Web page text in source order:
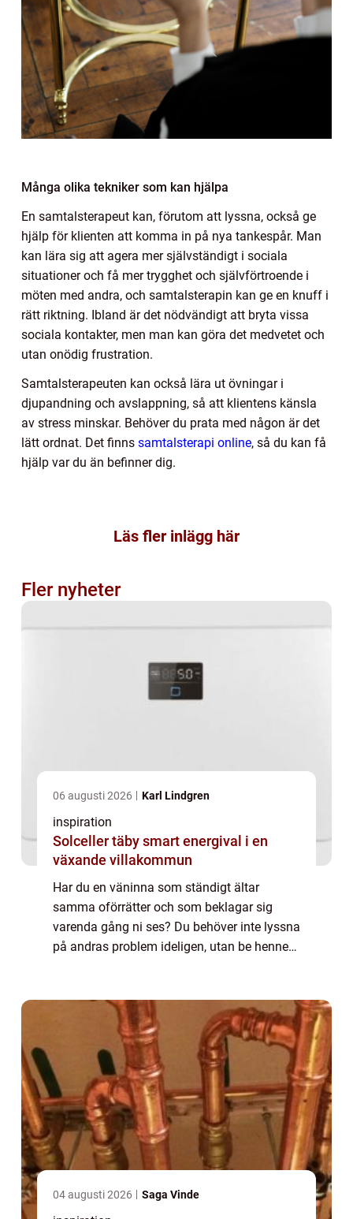
Många olika tekniker som kan hjälpa
En samtalsterapeut kan, förutom att lyssna, också ge
hjälp för klienten att komma in på nya tankespår. Man
kan lära sig att agera mer självständigt i sociala
situationer och få mer trygghet och självförtroende i
möten med andra, och samtalsterapin kan ge en knuff i
rätt riktning. Ibland är det nödvändigt att bryta vissa
sociala kontakter, men man kan göra det medvetet och
utan onödig frustration.
Samtalsterapeuten kan också lära ut övningar i
djupandning och avslappning, så att klientens känsla
av stress minskar. Behöver du prata med någon är det
lätt ordnat. Det finns samtalsterapi online, så du kan få
hjälp var du än befinner dig.
Läs fler inlägg här
Fler nyheter
06 augusti 2026 Karl Lindgren
inspiration
Solceller täby smart energival i en
växande villakommun
Har du en väninna som ständigt ältar
samma oförrätter och som beklagar sig
varenda gång ni ses? Du behöver inte lyssna
på andras problem ideligen, utan be henne
04 augusti 2026 Saga Vinde